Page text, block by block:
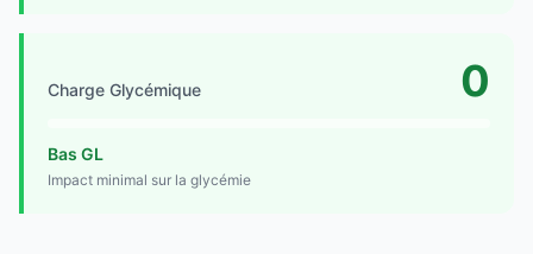
Charge Glycémique 0
Bas GL
Impact minimal sur la glycémie